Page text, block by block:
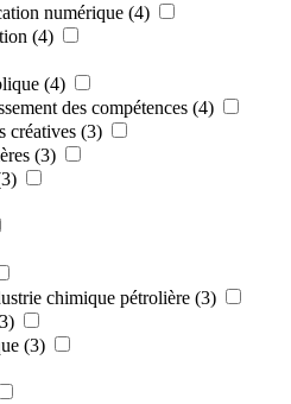
numérique (4)
(4)
(4)
des compétences (4)
créatives (3)
(3)
chimique pétrolière (3)
(3)